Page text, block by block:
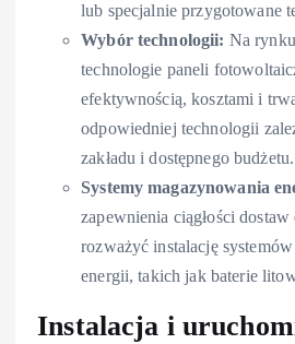
lub specjalnie przygotowane
Wybór technologii: Na
technologie paneli
efektywnością, kosztami i
odpowiedniej technologii
zakładu i dostępnego budżetu.
Systemy magazynowania
zapewnienia ciągłości
rozważyć instalację
energii, takich jak baterie
Instalacja i